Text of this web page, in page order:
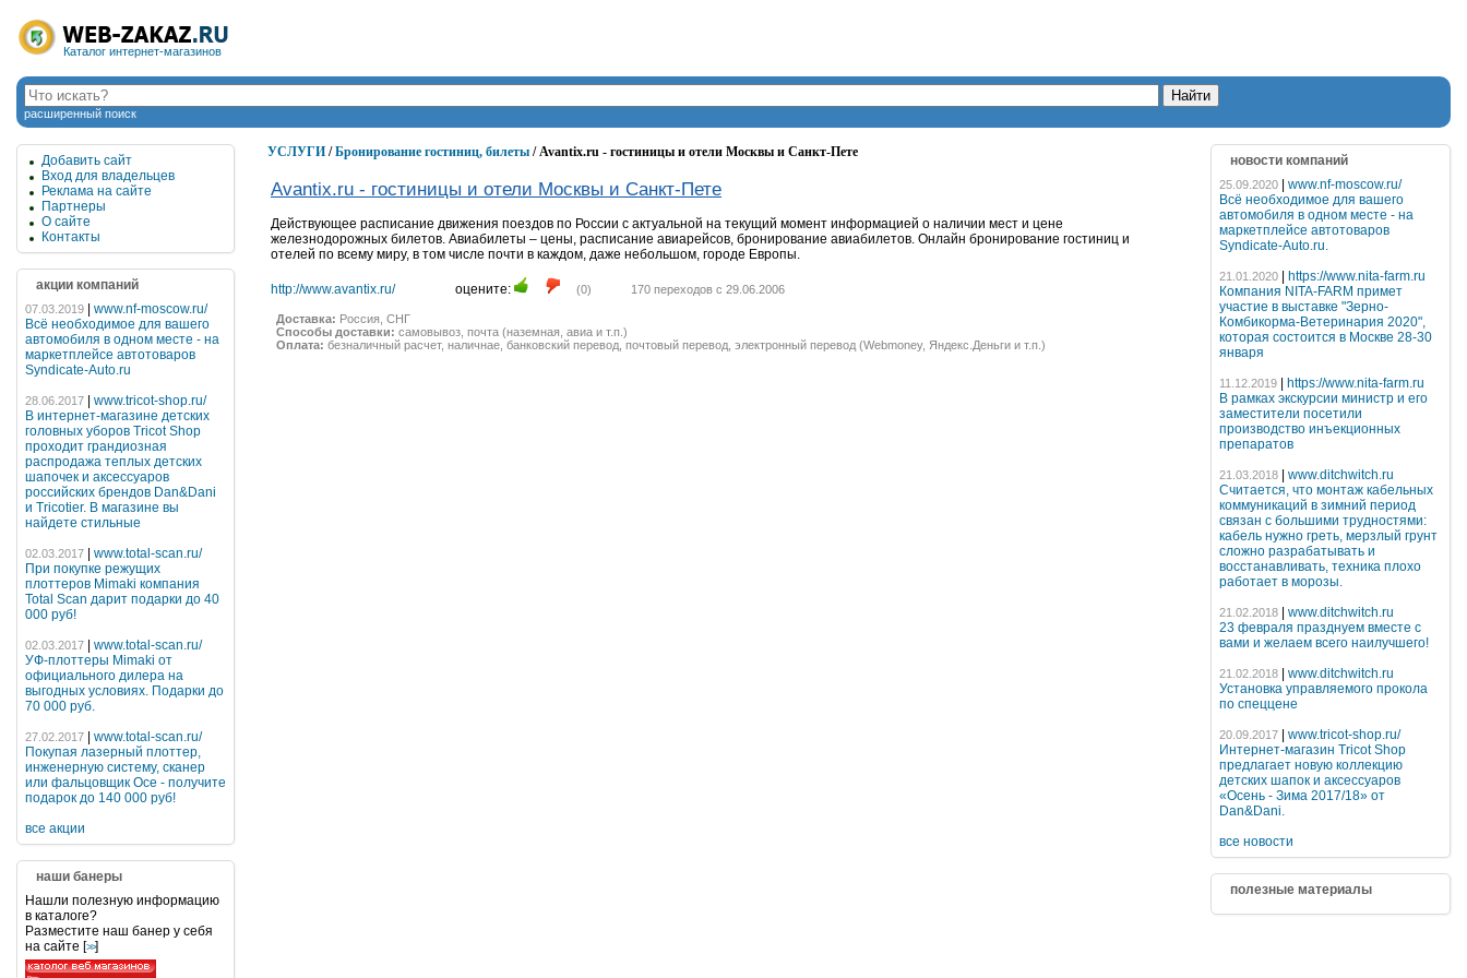
Каталог интернет-магазинов
расширенный поиск
Добавить сайт
Вход для владельцев
Реклама на сайте
Партнеры
О сайте
Контакты
акции компаний
07.03.2019
www.nf-moscow.ru/
Всё необходимое для вашего
автомобиля в одном месте - на
маркетплейсе автотоваров
Syndicate-Auto.ru
28.06.2017
www.tricot-shop.ru/
В интернет-магазине детских
головных уборов Tricot Shop
проходит грандиозная
распродажа теплых детских
шапочек и аксессуаров
российских брендов Dan&Dani
и Tricotier. В магазине вы
найдете стильные
02.03.2017
www.total-scan.ru/
При покупке режущих
плоттеров Mimaki компания
Total Scan дарит подарки до 40
000 руб!
02.03.2017
www.total-scan.ru/
УФ-плоттеры Mimaki от
официального дилера на
выгодных условиях. Подарки до
70 000 руб.
27.02.2017
www.total-scan.ru/
Покупая лазерный плоттер,
инженерную систему, сканер
или фальцовщик Oce - получите
подарок до 140 000 руб!
все акции
наши банеры
Нашли полезную информацию
в каталоге?
Разместите наш банер у себя
на сайте [>>]
УСЛУГИ /Бронирование гостиниц, билеты / Avantix.ru - гостиницы и отели Москвы и Санкт-Пете
Avantix.ru - гостиницы и отели Москвы и Санкт-Пете
Действующее расписание движения поездов по России с актуальной на текущий момент информацией о наличии мест и цене
железнодорожных билетов. Авиабилеты – цены, расписание авиарейсов, бронирование авиабилетов. Онлайн бронирование гостиниц и
отелей по всему миру, в том числе почти в каждом, даже небольшом, городе Европы.
http://www.avantix.ru/ оцените: (0) 170 переходов с 29.06.2006
Доставка: Россия, СНГ
Способы доставки: самовывоз, почта (наземная, авиа и т.п.)
Оплата: безналичный расчет, наличнае, банковский перевод, почтовый перевод, электронный перевод (Webmoney, Яндекс.Деньги и т.п.)
новости компаний
25.09.2020
www.nf-moscow.ru/
Всё необходимое для вашего
автомобиля в одном месте - на
маркетплейсе автотоваров
Syndicate-Auto.ru.
21.01.2020
https://www.nita-farm.ru
Компания NITA-FARM примет
участие в выставке "Зерно-
Комбикорма-Ветеринария 2020",
которая состоится в Москве 28-30
января
11.12.2019
https://www.nita-farm.ru
В рамках экскурсии министр и его
заместители посетили
производство инъекционных
препаратов
21.03.2018
www.ditchwitch.ru
Считается, что монтаж кабельных
коммуникаций в зимний период
связан с большими трудностями:
кабель нужно греть, мерзлый грунт
сложно разрабатывать и
восстанавливать, техника плохо
работает в морозы.
21.02.2018
www.ditchwitch.ru
23 февраля празднуем вместе с
вами и желаем всего наилучшего!
21.02.2018
www.ditchwitch.ru
Установка управляемого прокола
по спеццене
20.09.2017
www.tricot-shop.ru/
Интернет-магазин Tricot Shop
предлагает новую коллекцию
детских шапок и аксессуаров
«Осень - Зима 2017/18» от
Dan&Dani.
все новости
полезные материалы